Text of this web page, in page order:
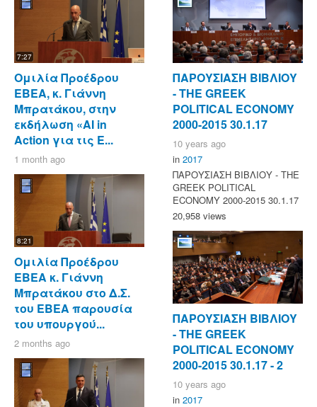
7:27
Ομιλία Προέδρου
ΕΒΕΑ, κ. Γιάννη
Μπρατάκου, στην
εκδήλωση «AI in
Action για τις Ε...
1 month ago
8:21
Ομιλία Προέδρου
ΕΒΕΑ κ. Γιάννη
Μπρατάκου στο Δ.Σ.
του ΕΒΕΑ παρουσία
του υπουργού...
2 months ago
ΠΑΡΟΥΣΙΑΣΗ ΒΙΒΛΙΟΥ
- ΤΗΕ GREEK
POLITICAL ECONOMY
2000-2015 30.1.17
10 years ago
in 2017
ΠΑΡΟΥΣΙΑΣΗ ΒΙΒΛΙΟΥ - ΤΗΕ
GREEK POLITICAL
ECONOMY 2000-2015 30.1.17
20,958 views
ΠΑΡΟΥΣΙΑΣΗ ΒΙΒΛΙΟΥ
- ΤΗΕ GREEK
POLITICAL ECONOMY
2000-2015 30.1.17 - 2
10 years ago
in 2017